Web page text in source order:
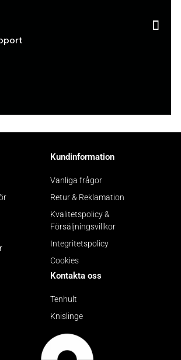
Kundinformation
Vanliga frågor
Retur & Reklamation
Kvalitetspolicy &
Försäljningsvillkor
Integritetspolicy
Cookies
Kontakta oss
Tenhult
Knislinge